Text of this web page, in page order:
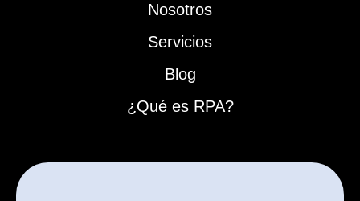
Nosotros
Servicios
Blog
¿Qué es RPA?